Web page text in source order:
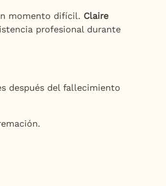
momento difícil. Claire
profesional durante
después del fallecimiento